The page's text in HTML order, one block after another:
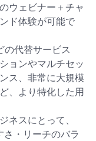
ウェビナー＋チャ
ド体験が可能で
代替サービス
ョンやマルチセッ
ス、非常に大規模
、より特化した用
ネスにとって、
・リーチのバラ